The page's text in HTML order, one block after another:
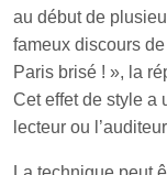
au début de
fameux discours de
Paris brisé ! », la
Cet effet de style a
lecteur ou